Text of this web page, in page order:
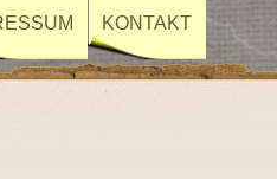
KONTAKT